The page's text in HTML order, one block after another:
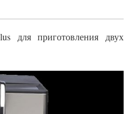
для приготовления двух